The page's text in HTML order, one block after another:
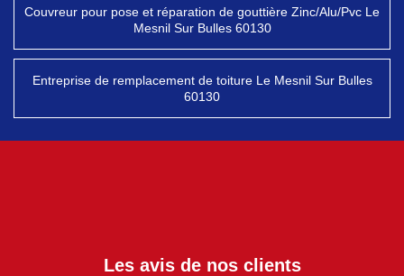
Couvreur pour pose et réparation de gouttière Zinc/Alu/Pvc Le
Mesnil Sur Bulles 60130
Entreprise de remplacement de toiture Le Mesnil Sur Bulles
60130
Les avis de nos clients